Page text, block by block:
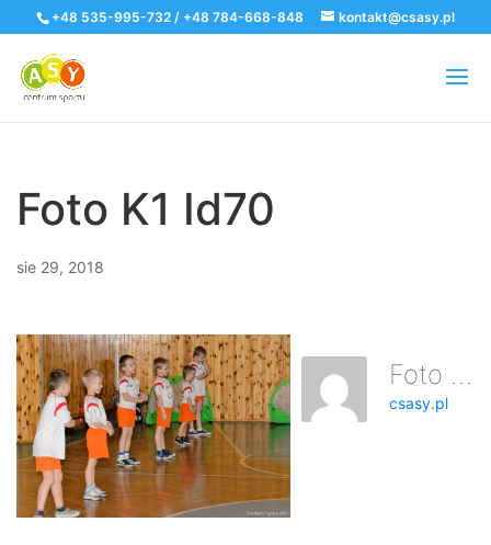
+48 535-995-732 / +48 784-668-848 kontakt@csasy.pl
Foto K1 Id70
sie 29, 2018
Foto K1 Id70
csasy.pl